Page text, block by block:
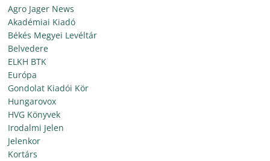
Agro Jager News
Akadémiai Kiadó
Békés Megyei Levéltár
Belvedere
ELKH BTK
Európa
Gondolat Kiadói Kör
Hungarovox
HVG Könyvek
Irodalmi Jelen
Jelenkor
Kortárs